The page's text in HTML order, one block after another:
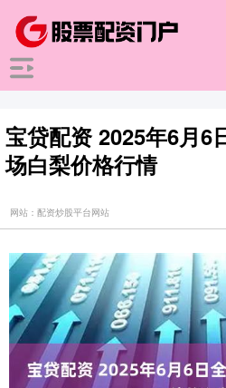
宝贷配资 2025年6月6
场白梨价格行情
网站：配资炒股平台网站